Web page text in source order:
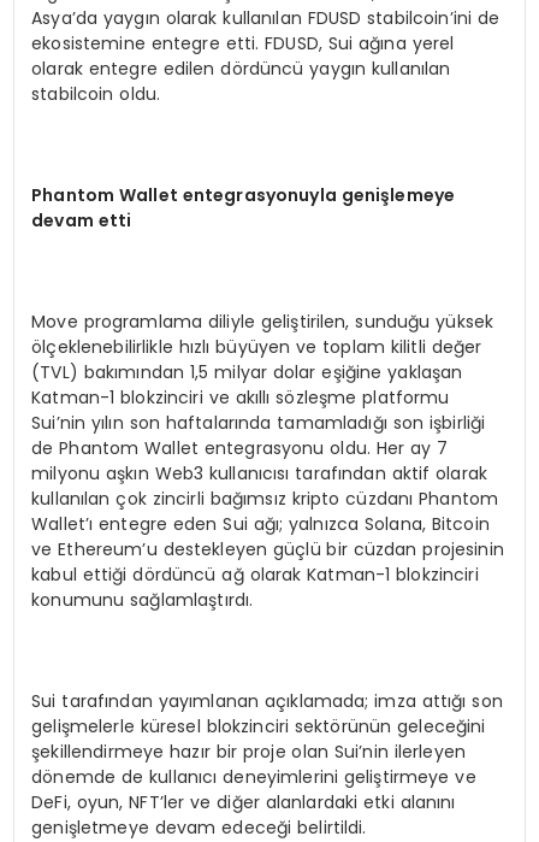
Asya’da yaygın olarak kullanılan FDUSD stabilcoin’ini de
ekosistemine entegre etti. FDUSD, Sui ağına yerel
olarak entegre edilen dördüncü yaygın kullanılan
stabilcoin oldu.
Phantom Wallet entegrasyonuyla genişlemeye
devam etti
Move programlama diliyle geliştirilen, sunduğu yüksek
ölçeklenebilirlikle hızlı büyüyen ve toplam kilitli değer
(TVL) bakımından 1,5 milyar dolar eşiğine yaklaşan
Katman-1 blokzinciri ve akıllı sözleşme platformu
Sui’nin yılın son haftalarında tamamladığı son işbirliği
de Phantom Wallet entegrasyonu oldu. Her ay 7
milyonu aşkın Web3 kullanıcısı tarafından aktif olarak
kullanılan çok zincirli bağımsız kripto cüzdanı Phantom
Wallet’ı entegre eden Sui ağı; yalnızca Solana, Bitcoin
ve Ethereum’u destekleyen güçlü bir cüzdan projesinin
kabul ettiği dördüncü ağ olarak Katman-1 blokzinciri
konumunu sağlamlaştırdı.
Sui tarafından yayımlanan açıklamada; imza attığı son
gelişmelerle küresel blokzinciri sektörünün geleceğini
şekillendirmeye hazır bir proje olan Sui’nin ilerleyen
dönemde de kullanıcı deneyimlerini geliştirmeye ve
DeFi, oyun, NFT’ler ve diğer alanlardaki etki alanını
genişletmeye devam edeceği belirtildi.